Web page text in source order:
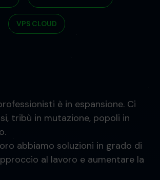
VPS CLOUD
è in espansione. Ci
tribù in mutazione, popoli in
abbiamo soluzioni in grado di
al lavoro e aumentare la